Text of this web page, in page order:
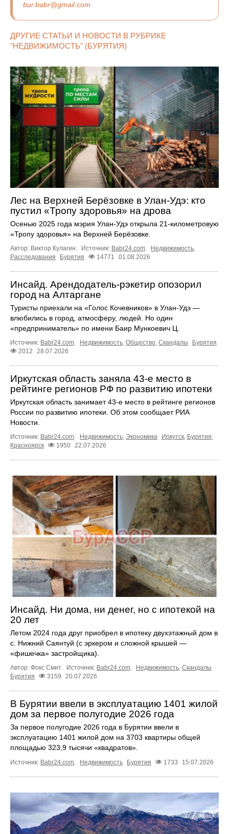
bur.babr@gmail.com
ДРУГИЕ СТАТЬИ И НОВОСТИ В РУБРИКЕ
"НЕДВИЖИМОСТЬ" (БУРЯТИЯ)
Лес на Верхней Берёзовке в Улан-Удэ: кто
пустил «Тропу здоровья» на дрова
Осенью 2025 года мэрия Улан-Удэ открыла 21-километровую
«Тропу здоровья» на Верхней Берёзовке.
Автор: Виктор Кулагин. Источник: Babr24.com. Недвижимость,
Расследования
Бурятия 14771 01.08.2026
Инсайд. Арендодатель-рэкетир опозорил
город на Алтаргане
Туристы приехали на «Голос Кочевников» в Улан-Удэ —
влюбились в город, атмосферу, людей. Но один
«предприниматель» по имени Баир Мункоевич Ц.
Источник: Babr24.com. Недвижимость, Общество, Скандалы
Бурятия
2012
28.07.2026
Иркутская область заняла 43‑е место в
рейтинге регионов РФ по развитию ипотеки
Иркутская область занимает 43‑е место в рейтинге регионов
России по развитию ипотеки. Об этом сообщает РИА
Новости.
Источник: Babr24.com. Недвижимость, Экономика Иркутск, Бурятия,
Красноярск
1950 22.07.2026
Инсайд. Ни дома, ни денег, но с ипотекой на
20 лет
Летом 2024 года друг приобрел в ипотеку двухэтажный дом в
с. Нижний Саянтуй (с эркером и сложной крышей —
«фишечка» застройщика).
Автор: Фокс Смит. Источник: Babr24.com Недвижимость Скандалы
Бурятия
3159 20.07.2026
В Бурятии ввели в эксплуатацию 1401 жилой
дом за первое полугодие 2026 года
За первое полугодие 2026 года в Бурятии ввели в
эксплуатацию 1401 жилой дом на 3703 квартиры общей
площадью 323,9 тысячи «квадратов».
Источник: Babr24.com. Недвижимость Бурятия 1733 15.07.2026